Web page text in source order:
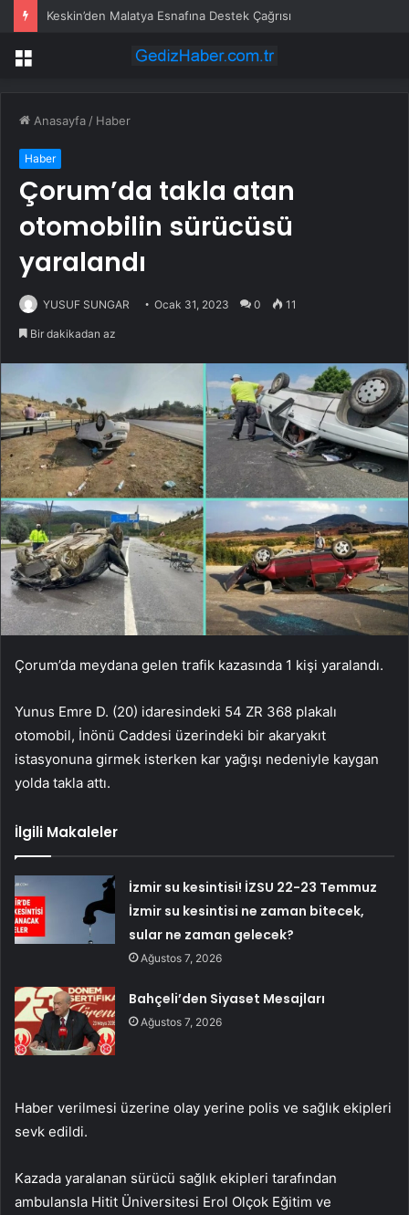
Keskin’den Malatya Esnafına Destek Çağrısı
Menü
Anasayfa / Haber
Haber
Çorum’da takla atan
otomobilin sürücüsü
yaralandı
YUSUF SUNGAR Ocak 31, 2023 0 11
Bir dakikadan az
Çorum’da meydana gelen trafik kazasında 1 kişi yaralandı.
Yunus Emre D. (20) idaresindeki 54 ZR 368 plakalı
otomobil, İnönü Caddesi üzerindeki bir akaryakıt
istasyonuna girmek isterken kar yağışı nedeniyle kaygan
yolda takla attı.
İlgili Makaleler
İzmir su kesintisi! İZSU 22-23 Temmuz
İzmir su kesintisi ne zaman bitecek,
sular ne zaman gelecek?
Ağustos 7, 2026
Bahçeli’den Siyaset Mesajları
Ağustos 7, 2026
Haber verilmesi üzerine olay yerine polis ve sağlık ekipleri
sevk edildi.
Kazada yaralanan sürücü sağlık ekipleri tarafından
ambulansla Hitit Üniversitesi Erol Olçok Eğitim ve